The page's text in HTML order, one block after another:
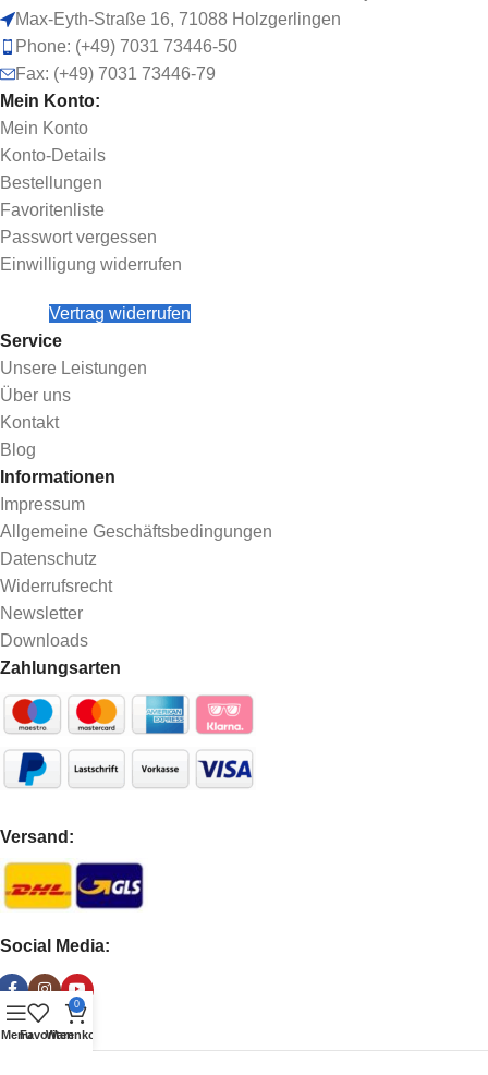
Max-Eyth-Straße 16, 71088 Holzgerlingen
Phone: (+49) 7031 73446-50
Fax: (+49) 7031 73446-79
Mein Konto:
Mein Konto
Konto-Details
Bestellungen
Favoritenliste
Passwort vergessen
Einwilligung widerrufen
Vertrag widerrufen
Service
Unsere Leistungen
Über uns
Kontakt
Blog
Informationen
Impressum
Allgemeine Geschäftsbedingungen
Datenschutz
Widerrufsrecht
Newsletter
Downloads
Zahlungsarten
Versand:
Social Media:
MenuFavoriten
0
Warenkorb